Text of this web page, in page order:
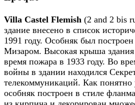
Villa Castel Flemish (2 and 2 bis
здание внесено в список
1991 году. Особняк был
Мизаром. Высокая крыша
время пожара в 1933 году. Во
войны в здании находился
телекоммуникаций. Как понятно
особняк построен в стиле